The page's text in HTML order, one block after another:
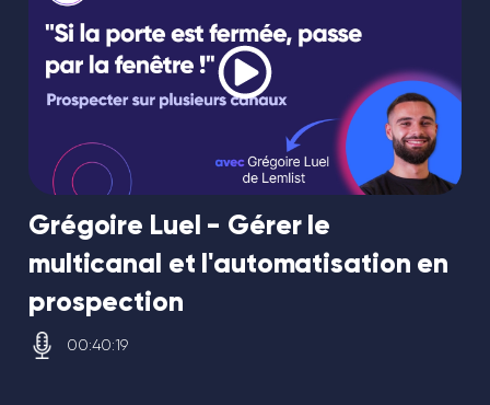
Grégoire Luel - Gérer le
multicanal et l'automatisation en
prospection
00:40:19